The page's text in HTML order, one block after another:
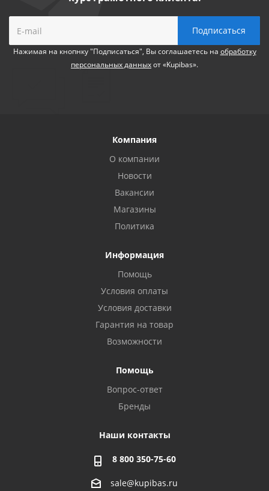
Нажимая на кнопнку "Подписаться", Вы соглашаетесь на обработку
персональных данныхот «Kupibas».
Компания
О компании
Новости
Вакансии
Магазины
Политика
Информация
Помощь
Условия оплаты
Условия доставки
Гарантия на товар
Возможности
Помощь
Вопрос-ответ
Бренды
Наши контакты
8 800 350-75-60
sale@kupibas.ru